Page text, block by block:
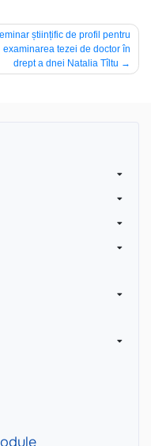
științific de profil pentru
examinarea tezei de doctor în
drept a dnei Natalia Tîltu